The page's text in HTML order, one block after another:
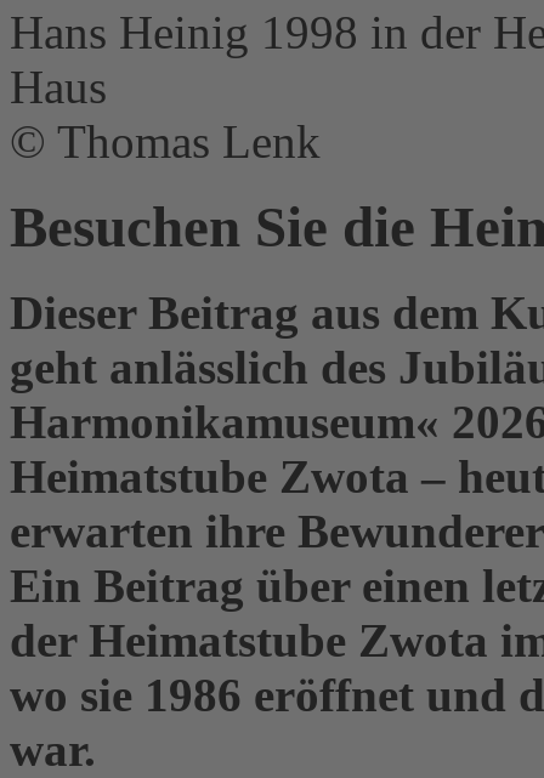
Hans Heinig 1998 in der
Haus
© Thomas Lenk
Besuchen Sie die
Dieser Beitrag aus dem
geht anlässlich des
Harmonikamuseum«
Heimatstube Zwota –
erwarten ihre
Ein Beitrag über einen
der Heimatstube Zwota
wo sie 1986 eröffnet und
war.